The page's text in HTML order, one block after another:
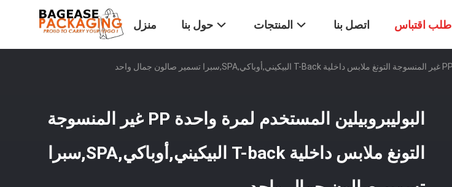
منزل حول بنا المنتجات اتصل بنا طلب اقتباس
البوليبروبيلين المستخدم لمرة واحدة PP غير المنسوجة
التونغ ملابس داخلية T-back البيكيني,أوباكي,SPA,سبرا